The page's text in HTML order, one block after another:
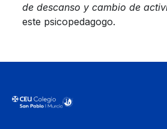
de descanso y cambio de
este psicopedagogo.